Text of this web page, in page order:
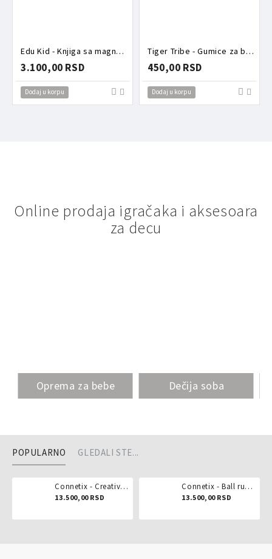
Edu Kid - Knjiga sa magnetima Nova godina
3.100,00 RSD
Dodaj u korpu
Tiger Tribe - Gumice za brisanje Jednorog
450,00 RSD
Dodaj u korpu
Online prodaja igračaka i aksesoara
za decu
Oprema za bebe Dečija soba
POPULARNO GLEDALI STE...
Connetix - Creative pack 102 dela
13.500,00 RSD
Connetix - Ball run pastel 106 delova
13.500,00 RSD